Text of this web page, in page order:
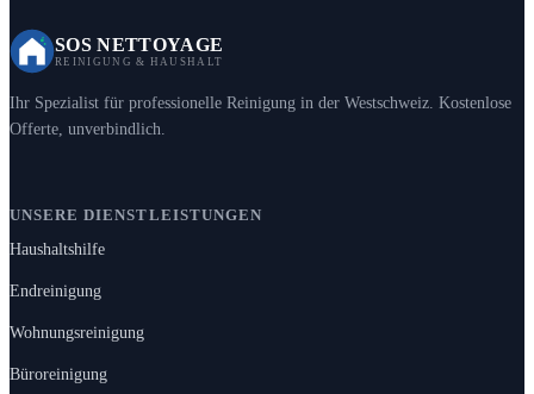
SOS NETTOYAGE
REINIGUNG & HAUSHALT
Ihr Spezialist für professionelle Reinigung in der Westschweiz. Kostenlose
Offerte, unverbindlich.
UNSERE DIENSTLEISTUNGEN
Haushaltshilfe
Endreinigung
Wohnungsreinigung
Büroreinigung